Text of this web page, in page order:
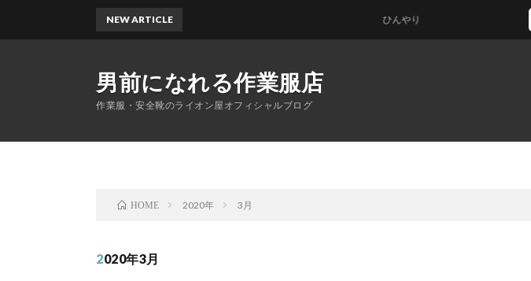
男前になれる作業服店
作業服・安全靴のライオン屋オフィシャルブログ
NEW ARTICLE ひんやり
HOME 2020年 3月
2020年3月